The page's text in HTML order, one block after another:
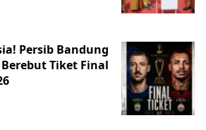
Persib Bandung
Tiket Final